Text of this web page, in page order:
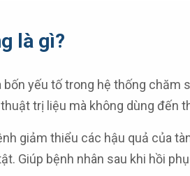
là gì?
yếu tố trong hệ thống
trị liệu mà không dùng đến
giảm thiểu các hậu quả của
Giúp bệnh nhân sau khi hồi